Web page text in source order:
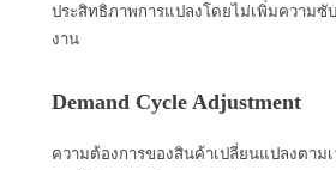
ประสิทธิภาพการแปลงโดยไม่เพิ่มความซั
งาน
Demand Cycle Adjustment
ความต้องการของสินค้าเปลี่ยนแปลงตาม